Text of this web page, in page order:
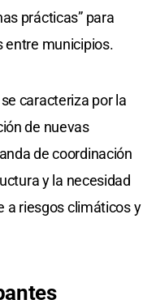
prácticas” para
entre municipios.
caracteriza por la
de nuevas
de coordinación
y la necesidad
a riesgos climáticos y